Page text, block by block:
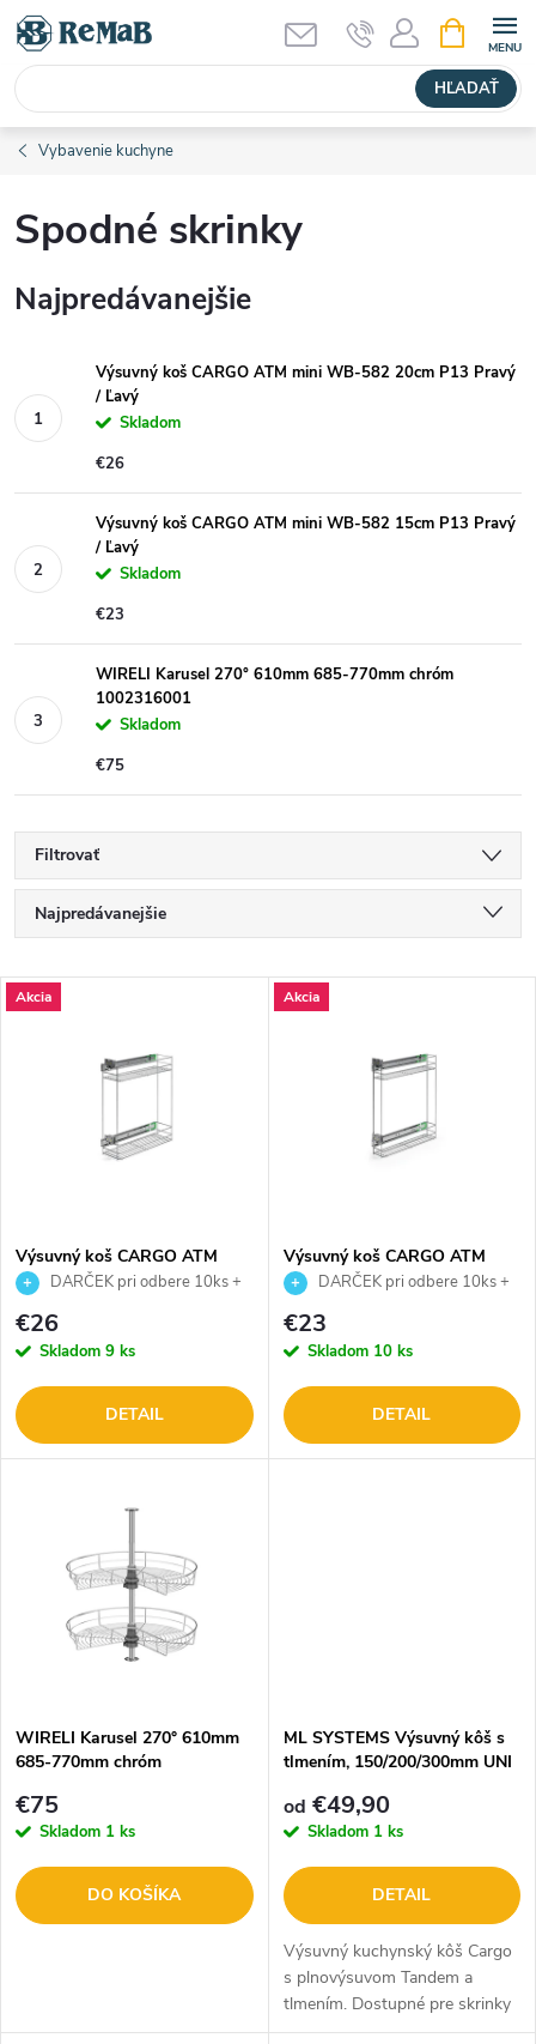
Prejsť
obsah
HĽADAŤ
KOŠÍK
Vybavenie kuchyne
Spodné skrinky
Najpredávanejšie
Výsuvný koš CARGO ATM mini WB-582 20cm P13 Pravý
/ Ľavý
Skladom
€26
Výsuvný koš CARGO ATM mini WB-582 15cm P13 Pravý
/ Ľavý
Skladom
€23
WIRELI Karusel 270° 610mm 685-770mm chróm
1002316001
Skladom
€75
Filtrovať
R
a
e
p
r
o
o
v
Najpredávanejšie
Najdrahšie
Abecedne
V
s
p
r
o
o
v
Akcia
Výsuvný koš CARGO ATM
mini WB-582 20cm P13 Pravý
DARČEK pri odbere 10ks +
lopta Adidas World Cup 26
Trionda
€26
Skladom 9 ks
DETAIL
Akcia
Výsuvný koš CARGO ATM
mini WB-582 15cm P13 Pravý
DARČEK pri odbere 10ks +
lopta Adidas World Cup 26
Trionda
€23
Skladom 10 ks
DETAIL
WIRELI Karusel 270° 610mm
685-770mm chróm
€75
Skladom 1 ks
DO KOŠÍKA
ML SYSTEMS Výsuvný kôš s
tlmením, 150/200/300mm UNI
od €49,90
Skladom 1 ks
DETAIL
Výsuvný kuchynský kôš Cargo
s plnovýsuvom Tandem a
tlmením. Dostupné pre skrinky
do 150, 200 alebo 300mm.